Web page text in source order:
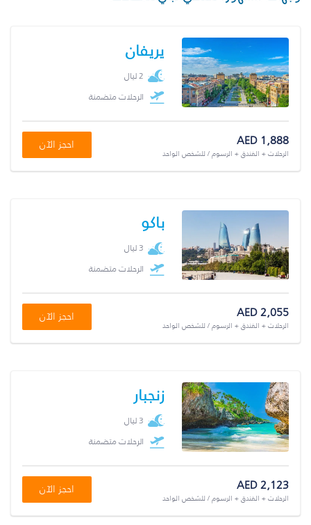
يريفان
2 ليال
الرحلات متضمنة
AED 1,888
الرحلات + الفندق + الرسوم / للشخص الواحد
احجز الآن
باكو
3 ليال
الرحلات متضمنة
AED 2,055
الرحلات + الفندق + الرسوم / للشخص الواحد
احجز الآن
زنجبار
3 ليال
الرحلات متضمنة
AED 2,123
الرحلات + الفندق + الرسوم / للشخص الواحد
احجز الآن